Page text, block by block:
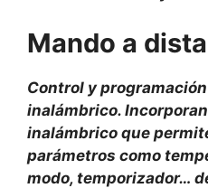
Mando a
Control y
inalámbrico.
inalámbrico que
parámetros como
modo, temporizador…